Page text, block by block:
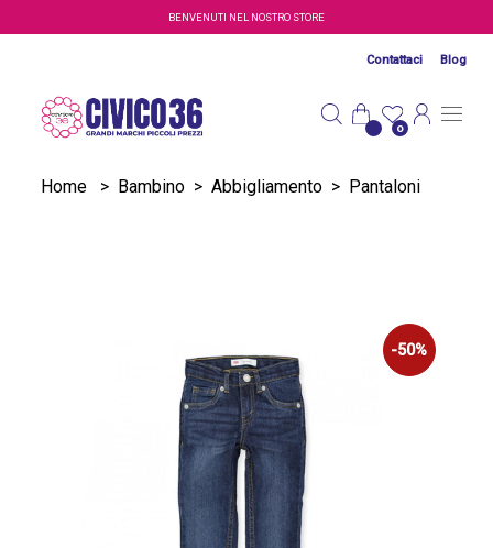
Salta al contenuto principaleBENVENUTI NEL NOSTRO STORE
Contattaci Blog
0
Home > Bambino > Abbigliamento > Pantaloni
-50%